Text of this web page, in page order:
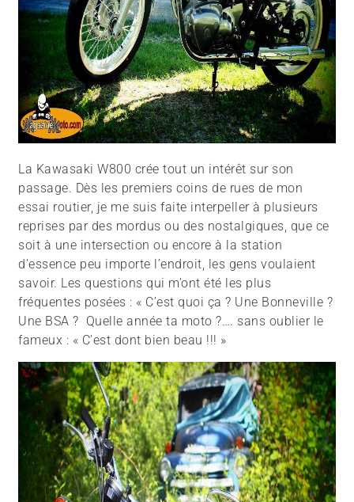
La Kawasaki W800 crée tout un intérêt sur son
passage. Dès les premiers coins de rues de mon
essai routier, je me suis faite interpeller à plusieurs
reprises par des mordus ou des nostalgiques, que ce
soit à une intersection ou encore à la station
d’essence peu importe l’endroit, les gens voulaient
savoir. Les questions qui m’ont été les plus
fréquentes posées : « C’est quoi ça ? Une Bonneville ?
Une BSA ? Quelle année ta moto ?…. sans oublier le
fameux : « C’est dont bien beau !!! »